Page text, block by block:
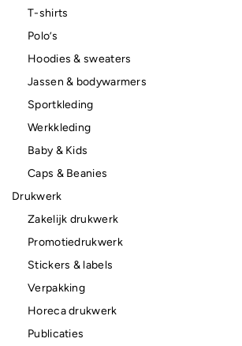
T-shirts
Polo’s
Hoodies & sweaters
Jassen & bodywarmers
Sportkleding
Werkkleding
Baby & Kids
Caps & Beanies
Drukwerk
Zakelijk drukwerk
Promotiedrukwerk
Stickers & labels
Verpakking
Horeca drukwerk
Publicaties